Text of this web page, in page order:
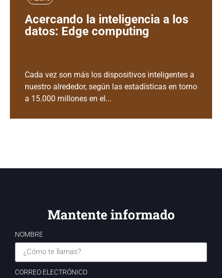
Acercando la inteligencia a los
datos: Edge computing
Cada vez son más los dispositivos inteligentes a
nuestro alrededor, según las estadísticas en torno
a 15.000 millones en el...
Mantente informado
NOMBRE
CORREO ELECTRÓNICO